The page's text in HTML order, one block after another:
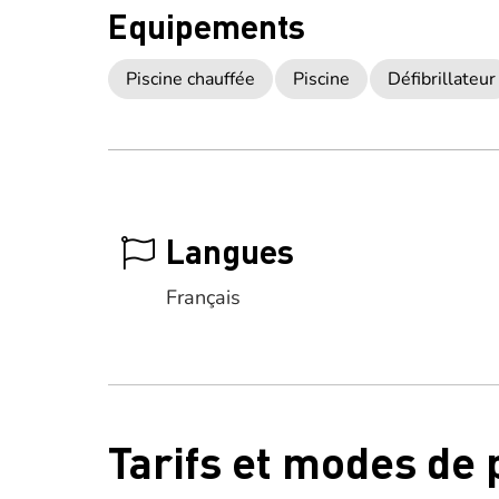
Equipements
Piscine chauffée Piscine Défibrillateur
Langues
Français
Tarifs et modes de